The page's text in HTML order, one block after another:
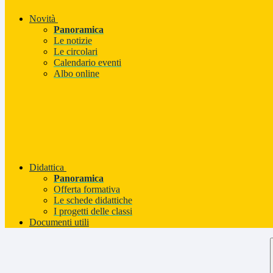
Novità
Panoramica
Le notizie
Le circolari
Calendario eventi
Albo online
Didattica
Panoramica
Offerta formativa
Le schede didattiche
I progetti delle classi
Documenti utili